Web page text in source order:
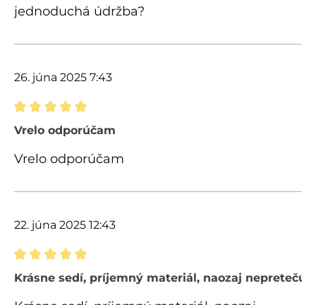
jednoduchá údržba?
26. júna 2025 7:43
Recenzia s hodnotením 5 z 5 hviezdičiek
Vrelo odporúčam
Vrelo odporúčam
22. júna 2025 12:43
Recenzia s hodnotením 5 z 5 hviezdičiek
Krásne sedí, príjemný materiál, naozaj nepretečú